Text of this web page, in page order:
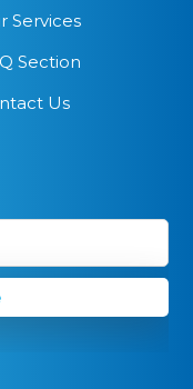
Services
Section
Us